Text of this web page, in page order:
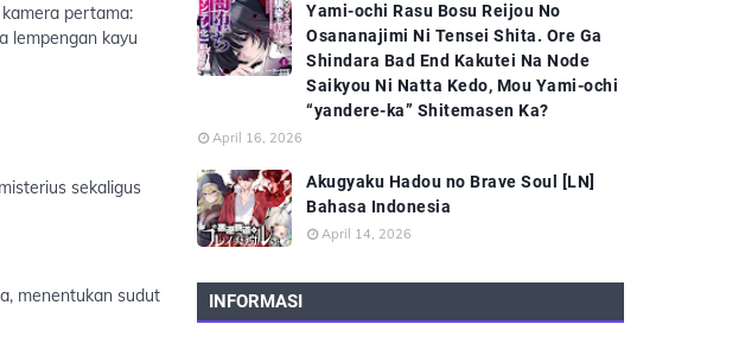
pertama:
lempengan kayu
sekaligus
menentukan sudut
Yami-ochi Rasu Bosu Reijou No
Osananajimi Ni Tensei Shita. Ore Ga
Shindara Bad End Kakutei Na Node
Saikyou Ni Natta Kedo, Mou Yami-ochi
“yandere-ka” Shitemasen Ka?
April 16, 2026
Akugyaku Hadou no Brave Soul [LN]
Bahasa Indonesia
April 14, 2026
INFORMASI